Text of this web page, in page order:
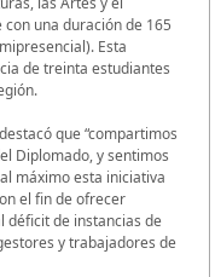
una duración de 165
Esta
de treinta estudiantes
que “compartimos
Diplomado, y sentimos
máximo esta iniciativa
el fin de ofrecer
déficit de instancias de
y trabajadores de